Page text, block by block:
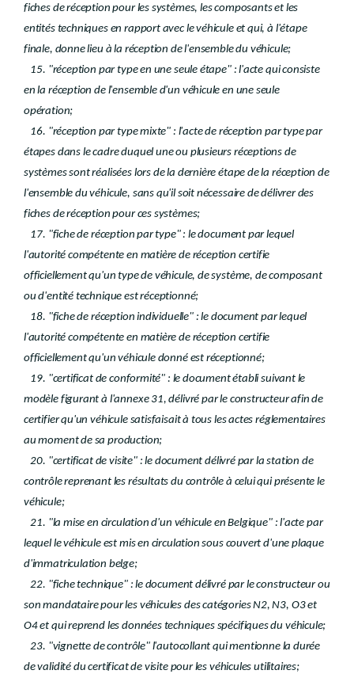
fiches de réception pour les systèmes, les composants et les
entités techniques en rapport avec le véhicule et qui, à l'étape
finale, donne lieu à la réception de l'ensemble du véhicule;
15. "réception par type en une seule étape" : l'acte qui consiste
en la réception de l'ensemble d'un véhicule en une seule
opération;
16. "réception par type mixte" : l'acte de réception par type par
étapes dans le cadre duquel une ou plusieurs réceptions de
systèmes sont réalisées lors de la dernière étape de la réception de
l'ensemble du véhicule, sans qu'il soit nécessaire de délivrer des
fiches de réception pour ces systèmes;
17. "fiche de réception par type" : le document par lequel
l'autorité compétente en matière de réception certifie
officiellement qu'un type de véhicule, de système, de composant
ou d'entité technique est réceptionné;
18. "fiche de réception individuelle" : le document par lequel
l'autorité compétente en matière de réception certifie
officiellement qu'un véhicule donné est réceptionné;
19. "certificat de conformité" : le document établi suivant le
modèle figurant à l'annexe 31, délivré par le constructeur afin de
certifier qu'un véhicule satisfaisait à tous les actes réglementaires
au moment de sa production;
20. "certificat de visite" : le document délivré par la station de
contrôle reprenant les résultats du contrôle à celui qui présente le
véhicule;
21. "la mise en circulation d'un véhicule en Belgique" : l'acte par
lequel le véhicule est mis en circulation sous couvert d'une plaque
d'immatriculation belge;
22. "fiche technique" : le document délivré par le constructeur ou
son mandataire pour les véhicules des catégories N2, N3, O3 et
O4 et qui reprend les données techniques spécifiques du véhicule;
23. "vignette de contrôle" l'autocollant qui mentionne la durée
de validité du certificat de visite pour les véhicules utilitaires;